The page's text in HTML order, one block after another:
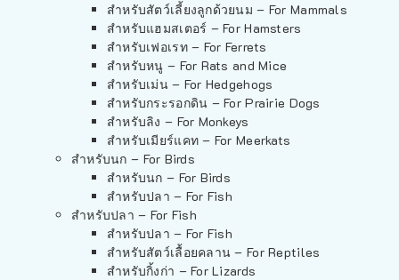
สำหรับสัตว์เลี้ยงลูกด้วยนม – For Mammals
สำหรับแฮมสเตอร์ – For Hamsters
สำหรับเฟอเรท – For Ferrets
สำหรับหนู – For Rats and Mice
สำหรับเม่น – For Hedgehogs
สำหรับกระรอกดิน – For Prairie Dogs
สำหรับลิง – For Monkeys
สำหรับเมียร์แคท – For Meerkats
สำหรับนก – For Birds
สำหรับนก – For Birds
สำหรับปลา – For Fish
สำหรับปลา – For Fish
สำหรับปลา – For Fish
สำหรับสัตว์เลื้อยคลาน – For Reptiles
สำหรับกิ้งก่า – For Lizards